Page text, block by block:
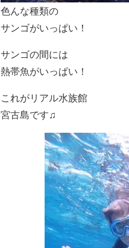
色んな種類の
サンゴがいっぱい！
サンゴの間には
熱帯魚がいっぱい！
これがリアル水族館
宮古島です♫